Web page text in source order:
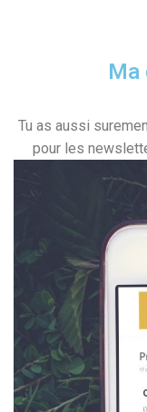
Ma
Tu as aussi
pour les